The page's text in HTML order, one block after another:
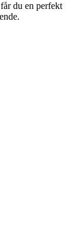
du en perfekt